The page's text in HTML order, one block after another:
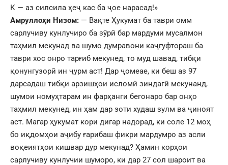
К — аз силсила ҳеҷ кас ба ҷое нарасад!»
Амруллоҳи Низом: — Вақте Ҳукумат ба таври омм
сарлучиву кунлучиро ба зӯрӣ бар мардуми мусалмон
таҳмил мекунад ва шумо думравони каҷгуфтораш ба
таври хос онро тарғиб мекунед, то муд шавад, тибқи
қонунгузорӣ ин ҷурм аст! Дар ҷомеае, ки беш аз 97
дарсадаш тибқи арзишҳои исломӣ зиндагӣ мекунанд,
шумои номуҳтарам ин фарҳанги бегонаро бар онҳо
таҳмил мекунед, ин ҳам дар зоти худаш зулм ва ҷиноят
аст. Магар ҳукумат кори дигар надорад, ки соле 12 моҳ
бо иқдомҳои аҷибу ғарибаш фикри мардумро аз асли
воқеиятҳои кишвар дур мекунад? Ҳамин корҳои
сарлучиву кунлучии шуморо, ки дар 27 сол шароит ва